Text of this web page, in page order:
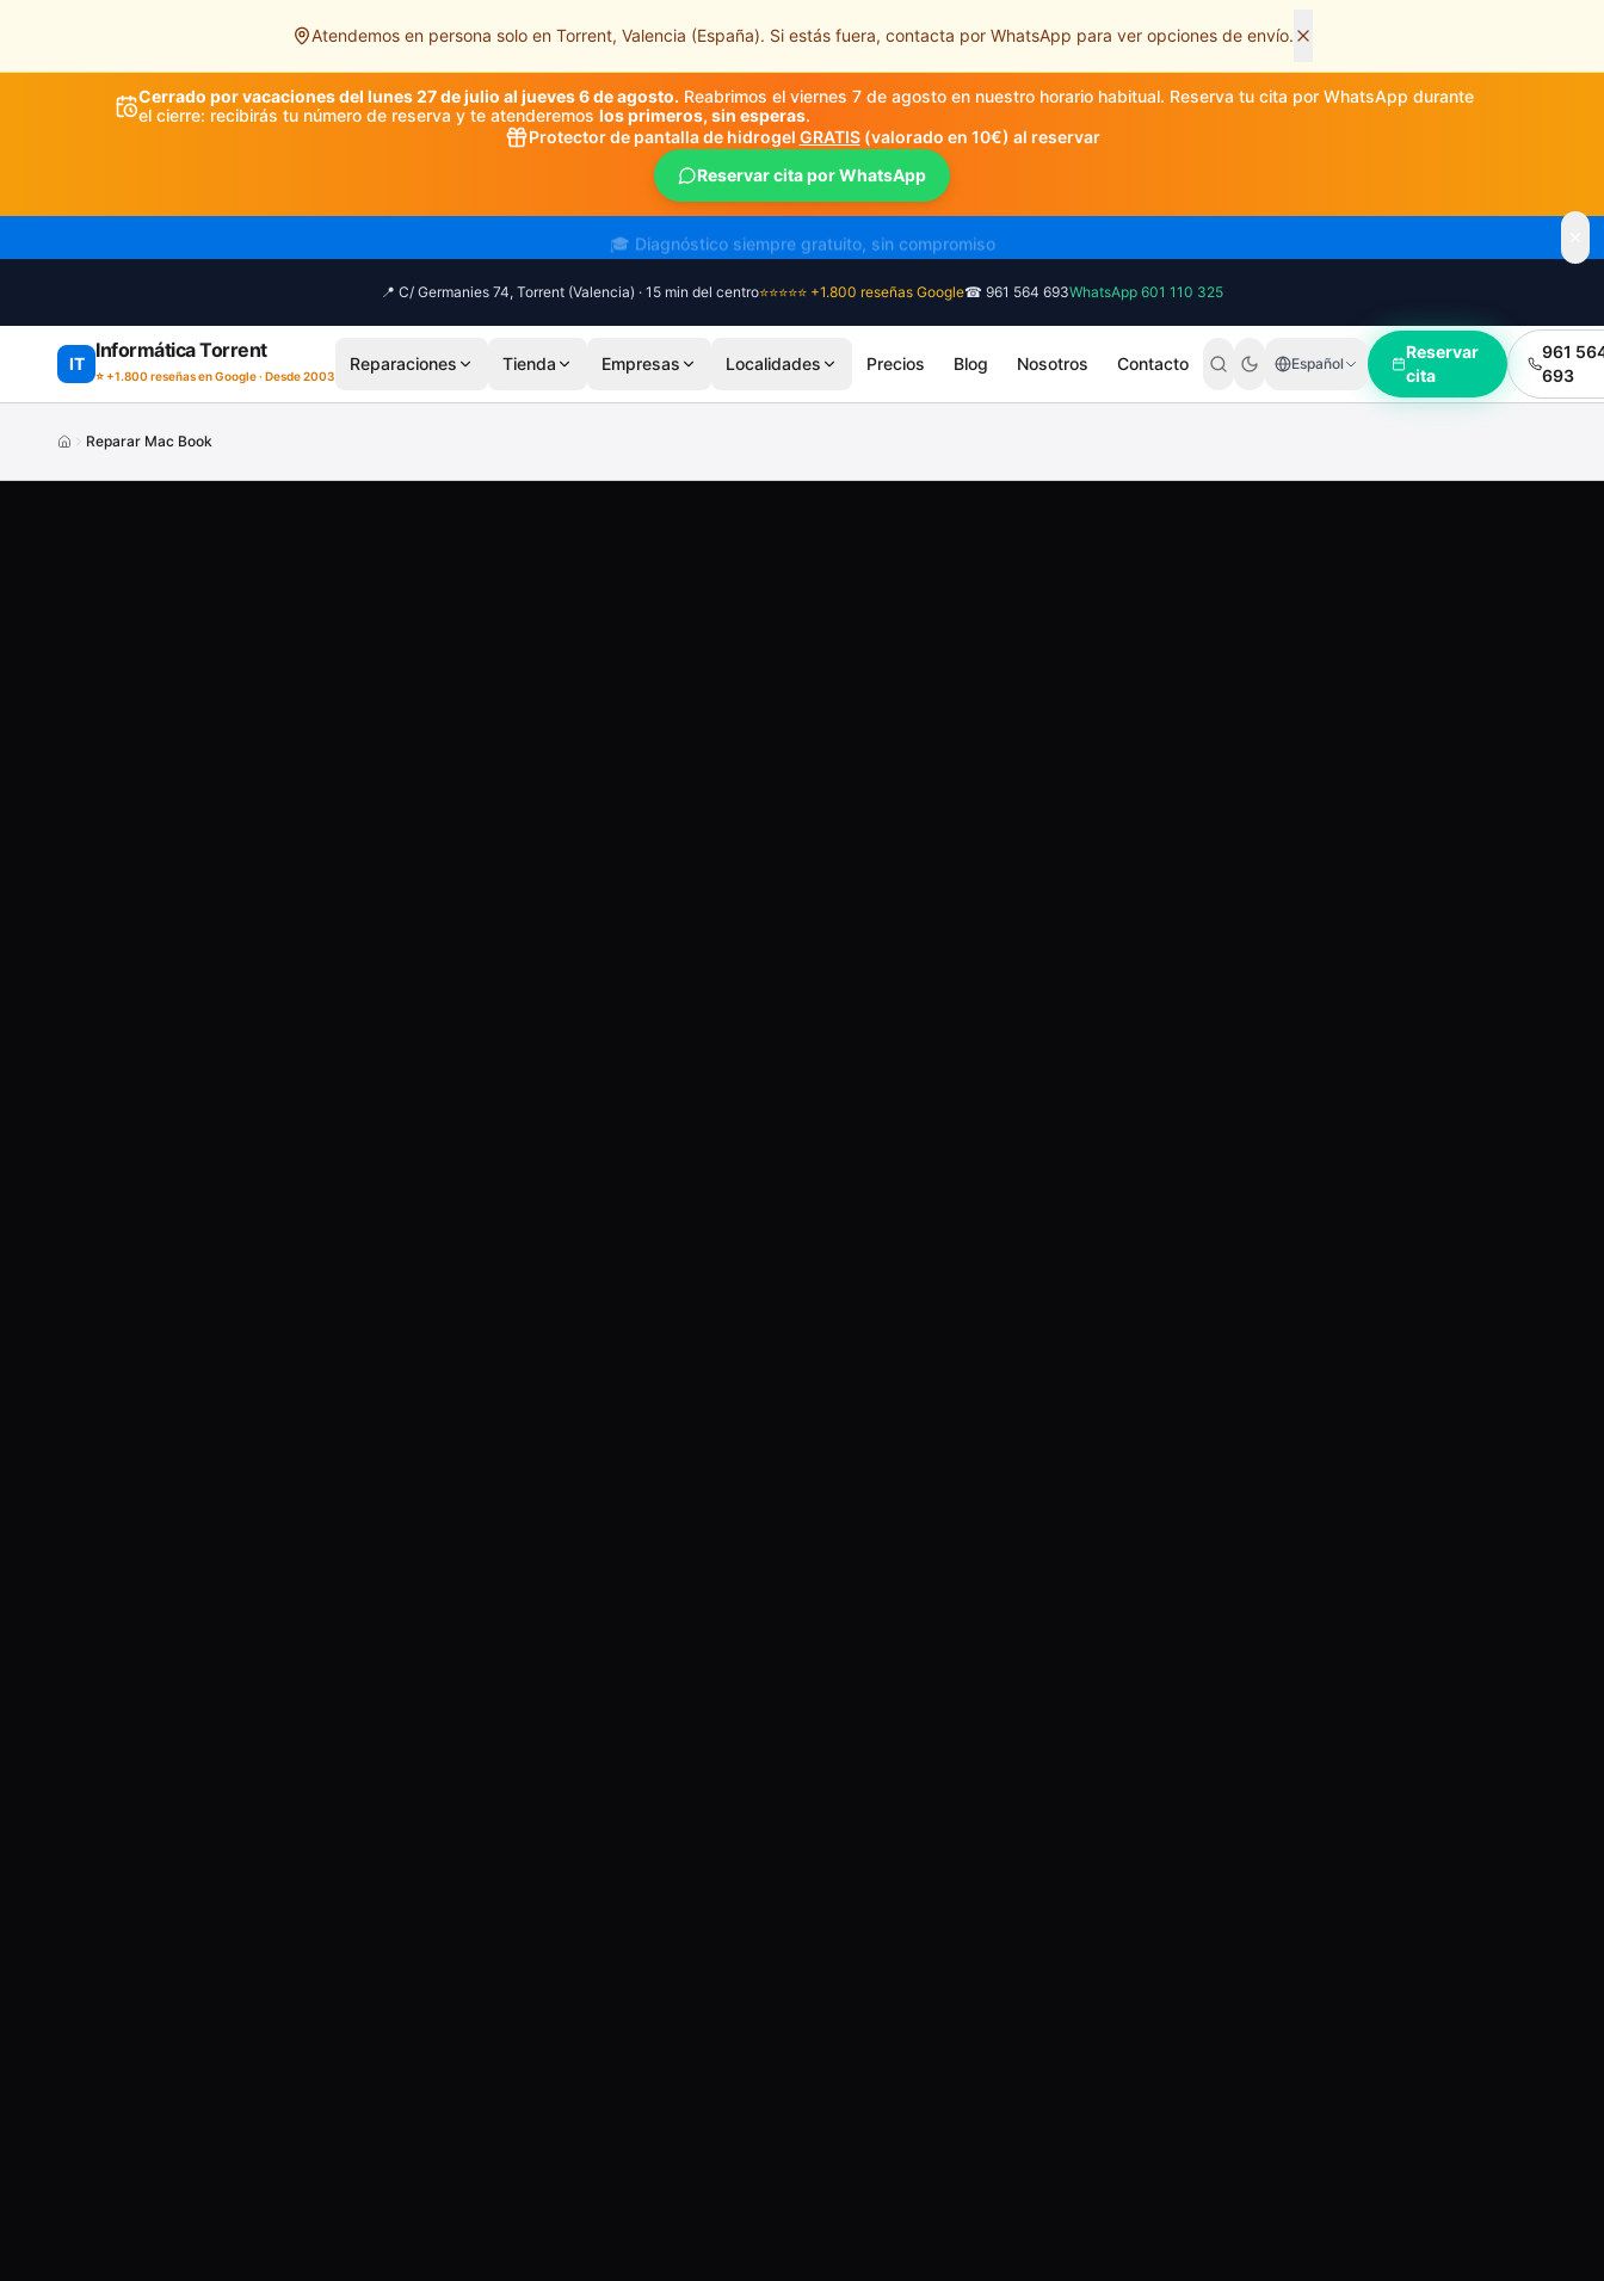
Atendemos en persona solo en Torrent, Valencia (España). Si estás fuera, contacta por WhatsApp para ver opciones de envío.
Cerrado por vacaciones del lunes 27 de julio al jueves 6 de agosto. Reabrimos el viernes 7 de agosto en nuestro horario habitual. Reserva tu cita por WhatsApp durante
el cierre: recibirás tu número de reserva y te atenderemos los primeros, sin esperas.
Protector de pantalla de hidrogel GRATIS(valorado en 10€) al reservar
Reservar cita por WhatsApp
🎓 Diagnóstico siempre gratuito, sin compromiso
📍 C/ Germanies 74, Torrent (Valencia) · 15 min del centro⭐⭐⭐⭐⭐ +1.800 reseñas Google☎ 961 564 693WhatsApp 601 110 325
IT
Informática Torrent
⭐ +1.800 reseñas en Google · Desde 2003
Reparaciones Tienda Empresas Localidades Precios Blog Nosotros Contacto Español
Reservar
cita
961
693
Reparar Mac Book